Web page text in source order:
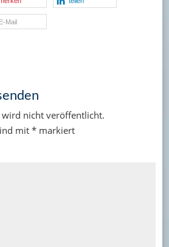
E-Mail
wird nicht veröffentlicht.
mit *markiert